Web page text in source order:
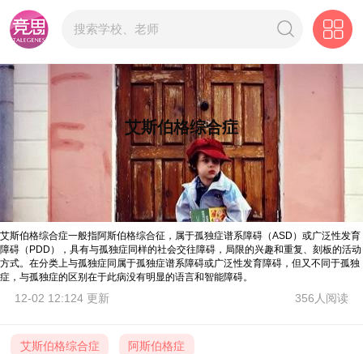
艾斯伯格综合症
艾斯伯格综合症一般指阿斯伯格综合征，属于孤独症谱系障碍（ASD）或广泛性发育
障碍（PDD），具有与孤独症同样的社会交往障碍，局限的兴趣和重复、刻板的活动
方式。在分类上与孤独症同属于孤独症谱系障碍或广泛性发育障碍，但又不同于孤独
症，与孤独症的区别在于此病没有明显的语言和智能障碍。
12-02 12:124 更新 356人阅读
艾斯伯格综合症 阿斯伯格症